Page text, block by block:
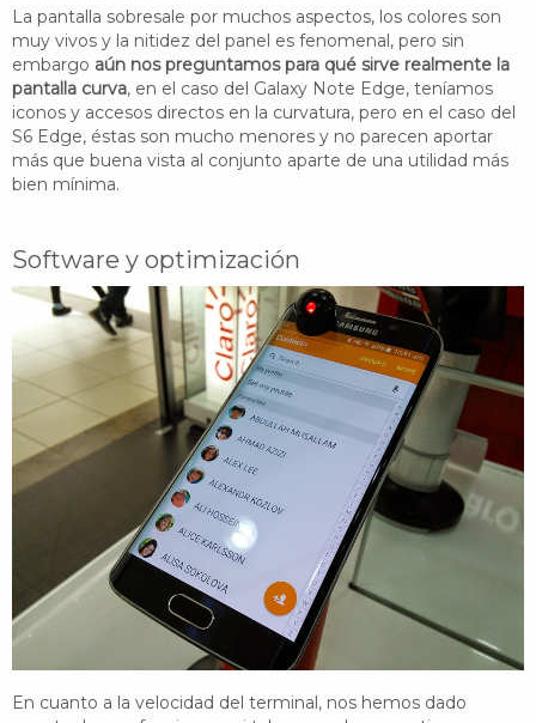
La pantalla sobresale por muchos aspectos, los colores son
muy vivos y la nitidez del panel es fenomenal, pero sin
embargo aún nos preguntamos para qué sirve realmente la
pantalla curva, en el caso del Galaxy Note Edge, teníamos
iconos y accesos directos en la curvatura, pero en el caso del
S6 Edge, éstas son mucho menores y no parecen aportar
más que buena vista al conjunto aparte de una utilidad más
bien mínima.
Software y optimización
En cuanto a la velocidad del terminal, nos hemos dado